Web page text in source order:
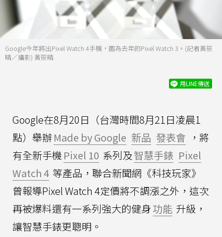
Google今年將出Pixel Watch 4手機，圖為去年的Pixel Watch 3。(記者黃筱
晴／攝影) 黃筱晴
用LINE傳送
Google在8月20日（台灣時間8月21日凌晨1
點）舉辦 Made by Google 新品 發表會 ，將
有全新手機 Pixel 10 系列及智慧手錶 Pixel
Watch 4 等產品，聯合新聞網《科技玩家》
曾報導Pixel Watch 4定價將不調漲之外，這次
再被爆料還有一系列強大的健身功能 升級，
讓智慧手錶更聰明。